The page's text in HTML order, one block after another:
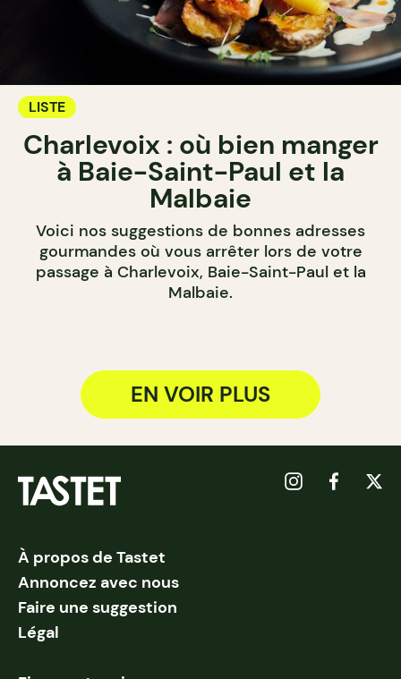
LISTE
Charlevoix : où bien manger
à Baie-Saint-Paul et la
Malbaie
Voici nos suggestions de bonnes adresses
gourmandes où vous arrêter lors de votre
passage à Charlevoix, Baie-Saint-Paul et la
Malbaie.
EN VOIR PLUS
À propos de Tastet
Annoncez avec nous
Faire une suggestion
Légal